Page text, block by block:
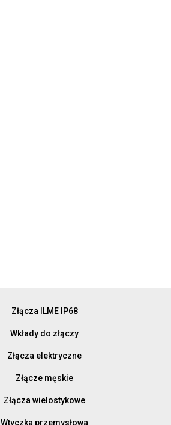
Złącza ILME IP68
Wkłady do złączy
Złącza elektryczne
Złącze męskie
Złącza wielostykowe
Wtyczka przemysłowa